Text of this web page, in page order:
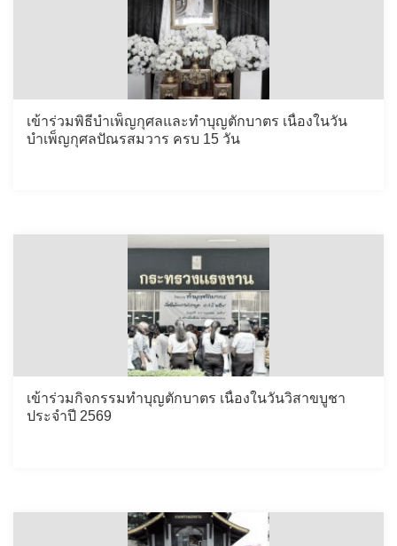
เข้าร่วมพิธีบำเพ็ญกุศลและทำบุญตักบาตร เนื่องในวัน
บำเพ็ญกุศลปัณรสมวาร ครบ 15 วัน
เข้าร่วมกิจกรรมทำบุญตักบาตร เนื่องในวันวิสาขบูชา
ประจำปี 2569